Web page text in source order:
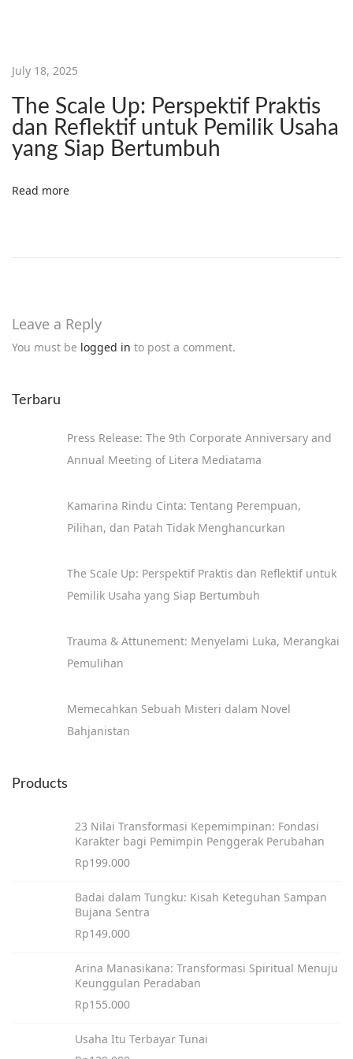
July 18, 2025
The Scale Up: Perspektif Praktis
dan Reflektif untuk Pemilik Usaha
yang Siap Bertumbuh
Read more
Leave a Reply
You must be logged in to post a comment.
Terbaru
Press Release: The 9th Corporate Anniversary and
Annual Meeting of Litera Mediatama
Kamarina Rindu Cinta: Tentang Perempuan,
Pilihan, dan Patah Tidak Menghancurkan
The Scale Up: Perspektif Praktis dan Reflektif untuk
Pemilik Usaha yang Siap Bertumbuh
Trauma & Attunement: Menyelami Luka, Merangkai
Pemulihan
Memecahkan Sebuah Misteri dalam Novel
Bahjanistan
Products
23 Nilai Transformasi Kepemimpinan: Fondasi
Karakter bagi Pemimpin Penggerak Perubahan
Rp199.000
Badai dalam Tungku: Kisah Keteguhan Sampan
Bujana Sentra
Rp149.000
Arina Manasikana: Transformasi Spiritual Menuju
Keunggulan Peradaban
Rp155.000
Usaha Itu Terbayar Tunai